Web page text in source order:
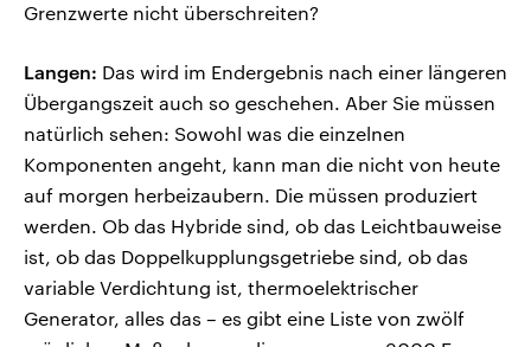
Grenzwerte nicht überschreiten?
Langen: Das wird im Endergebnis nach einer längeren
Übergangszeit auch so geschehen. Aber Sie müssen
natürlich sehen: Sowohl was die einzelnen
Komponenten angeht, kann man die nicht von heute
auf morgen herbeizaubern. Die müssen produziert
werden. Ob das Hybride sind, ob das Leichtbauweise
ist, ob das Doppelkupplungsgetriebe sind, ob das
variable Verdichtung ist, thermoelektrischer
Generator, alles das – es gibt eine Liste von zwölf